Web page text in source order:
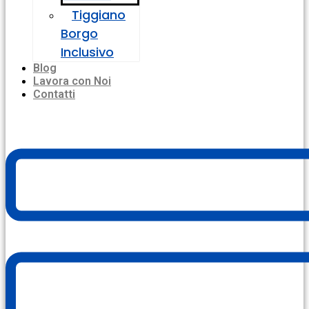
Tiggiano
Borgo
Inclusivo
Blog
Lavora con Noi
Contatti